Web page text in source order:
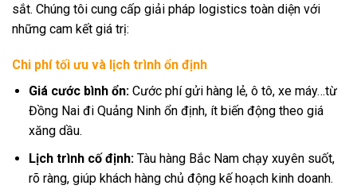
sắt. Chúng tôi cung cấp giải pháp logistics toàn diện với
những cam kết giá trị:
Chi phí tối ưu và lịch trình ổn định
Giá cước bình ổn:Cước phí gửi hàng lẻ, ô tô, xe máy…từ
Đồng Nai đi Quảng Ninh ổn định, ít biến động theo giá
xăng dầu.
Lịch trình cố định:Tàu hàng Bắc Nam chạy xuyên suốt,
rõ ràng, giúp khách hàng chủ động kế hoạch kinh doanh.